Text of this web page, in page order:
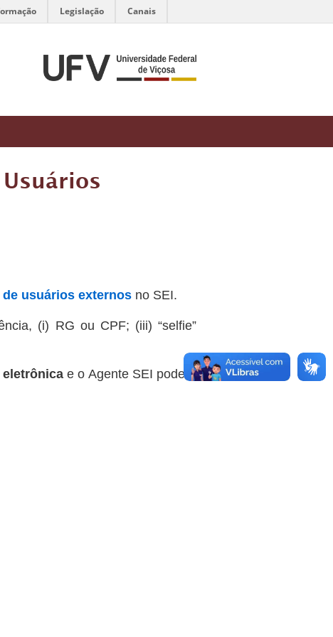
Legislação Canais
usuários externos no SEI.
(i) RG ou CPF; (iii) “selfie”
eletrônica e o Agente SEI poderá